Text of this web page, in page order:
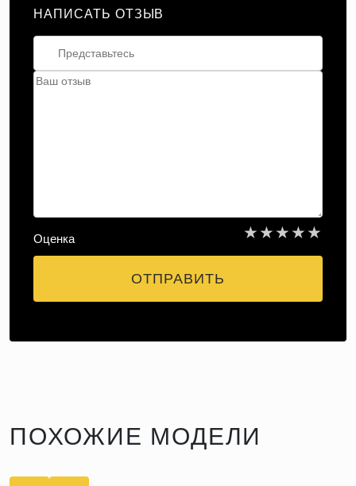
НАПИСАТЬ ОТЗЫВ
Оценка ★
★
★
★
★
ОТПРАВИТЬ
ПОХОЖИЕ МОДЕЛИ